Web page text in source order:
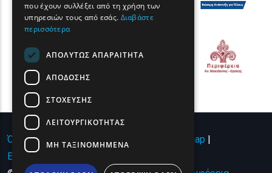
Όροι χρήσης | Πολιτική Απορρήτου Sitemap
Επικοινωνία
που έχουν συλλέξει από τη χρήση των
υπηρεσιών τους από εσάς. Διαβάστε
περισσότερα
ΑΠΟΛΎΤΩΣ ΑΠΑΡΑΊΤΗΤΑ
ΑΠΌΔΟΣΗΣ
ΣΤΌΧΕΥΣΗΣ
ΛΕΙΤΟΥΡΓΙΚΌΤΗΤΑΣ
ΜΗ ΤΑΞΙΝΟΜΗΜΈΝΑ